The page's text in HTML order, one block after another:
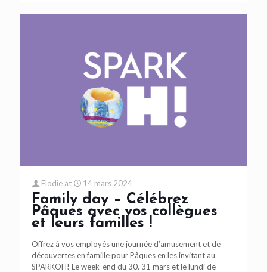
Elodie at 14 mars 2024
Family day – Célébrez
Pâques avec vos collègues
et leurs familles !
Offrez à vos employés une journée d’amusement et de
découvertes en famille pour Pâques en les invitant au
SPARKOH! Le week-end du 30, 31 mars et le lundi de